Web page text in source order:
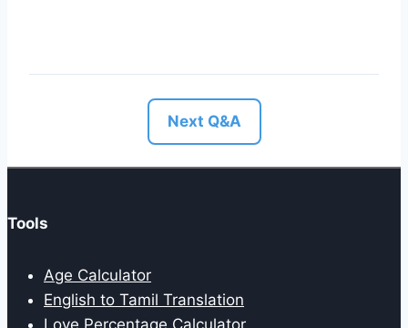
Next Q&A
Tools
Age Calculator
English to Tamil Translation
Love Percentage Calculator